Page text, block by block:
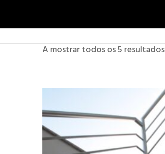
A mostrar todos os 5 resultados